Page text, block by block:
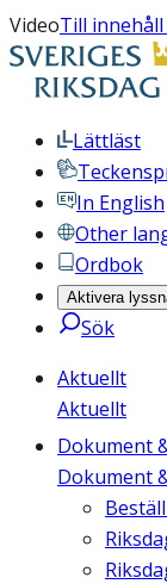
VideoTill
Lättläst
In English
Other
Ordbok
Aktivera
Sök
Aktuellt
Aktuellt
Dokument
Dokument